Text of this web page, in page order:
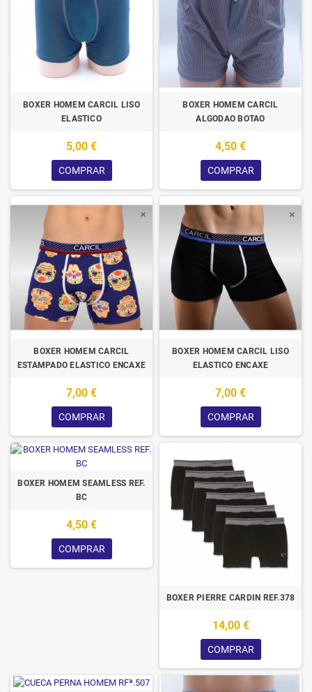
BOXER HOMEM CARCIL LISO
ELASTICO
5,00 €
COMPRAR
BOXER HOMEM CARCIL
ALGODAO BOTAO
4,50 €
COMPRAR
BOXER HOMEM CARCIL
ESTAMPADO ELASTICO ENCAXE
7,00 €
COMPRAR
BOXER HOMEM CARCIL LISO
ELASTICO ENCAXE
7,00 €
COMPRAR
BOXER HOMEM SEAMLESS REF.
BC
4,50 €
COMPRAR
BOXER PIERRE CARDIN REF.378
14,00 €
COMPRAR